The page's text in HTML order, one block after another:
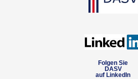
Folgen Sie
DASV
auf LinkedIn